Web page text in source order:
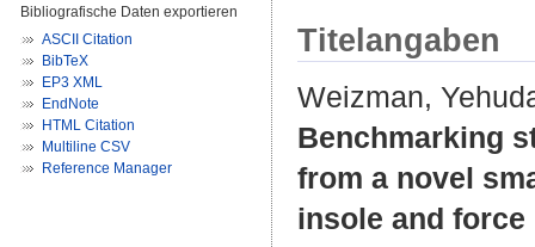
Bibliografische Daten exportieren
ASCII Citation
BibTeX
EP3 XML
EndNote
HTML Citation
Multiline CSV
Reference Manager
Titelangaben
Weizman,
Benchmarking
from a novel
insole and force